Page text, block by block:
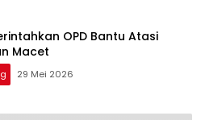
OPD Bantu Atasi
Macet
29 Mei 2026